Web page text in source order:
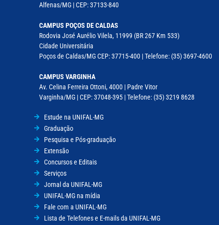
Alfenas/MG | CEP: 37133-840
CAMPUS POÇOS DE CALDAS
Rodovia José Aurélio Vilela, 11999 (BR 267 Km 533)
Cidade Universitária
Poços de Caldas/MG CEP: 37715-400 | Telefone: (35) 3697-4600
CAMPUS VARGINHA
Av. Celina Ferreira Ottoni, 4000 | Padre Vitor
Varginha/MG | CEP: 37048-395 | Telefone: (35) 3219 8628
Estude na UNIFAL-MG
Graduação
Pesquisa e Pós-graduação
Extensão
Concursos e Editais
Serviços
Jornal da UNIFAL-MG
UNIFAL-MG na mídia
Fale com a UNIFAL-MG
Lista de Telefones e E-mails da UNIFAL-MG